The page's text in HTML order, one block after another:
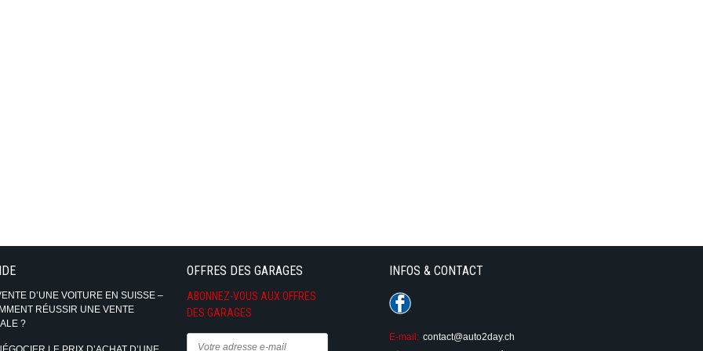
D’UNE VOITURE EN SUISSE –
RÉUSSIR UNE VENTE
?
OFFRES DES GARAGES
ABONNEZ-VOUS AUX OFFRES
DES GARAGES
INFOS & CONTACT
E-mail: contact@auto2day.ch